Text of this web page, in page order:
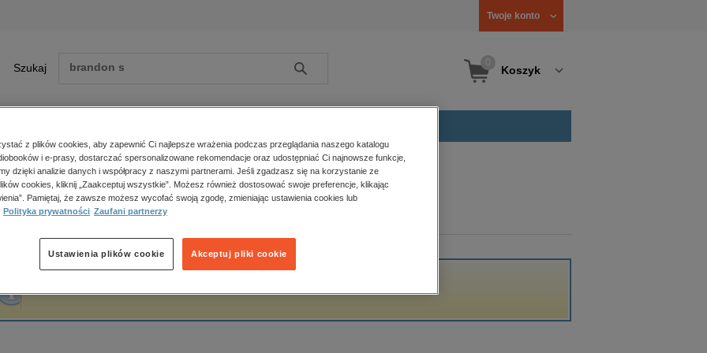
Twoje konto
Szukaj Szukaj Koszyk
Zobacz wszystkie E-prasa
polityka, społeczno-informacyjne
psychologiczne
popularno-naukowe
historia
główna Maria Resterna
Resterna
z plików cookies, aby zapewnić Ci najlepsze wrażenia podczas przeglądania naszego katalogu
i e-prasy, dostarczać spersonalizowane rekomendacje oraz udostępniać Ci najnowsze funkcje,
dzięki analizie danych i współpracy z naszymi partnerami. Jeśli zgadzasz się na korzystanie ze
cookies, kliknij „Zaakceptuj wszystkie”. Możesz również dostosować swoje preferencje, klikając
Pamiętaj, że zawsze możesz wycofać swoją zgodę, zmieniając ustawienia cookies lub
Polityka prywatności Zaufani partnerzy
Akceptuj pliki cookie
Ustawienia plików cookie